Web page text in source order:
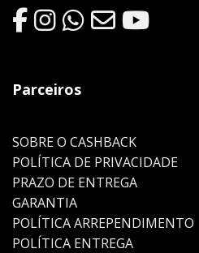
Parceiros
SOBRE O CASHBACK
POLÍTICA DE PRIVACIDADE
PRAZO DE ENTREGA
GARANTIA
POLÍTICA ARREPENDIMENTO
POLÍTICA ENTREGA